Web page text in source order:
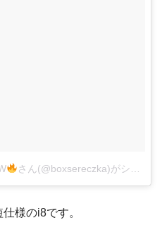
さん(@boxsereczka)がシェアした投稿
様のi8です。